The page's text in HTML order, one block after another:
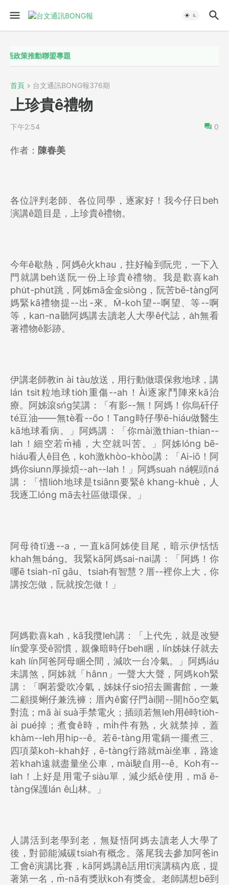
推動聯盟專題
首頁 台文通訊BONG報376期
上珍貴ê禮物
下午2:54 0
作者： 陳春美
各位評判老師、各位同學，逐家好！我今仔日beh
演講ê題目是，上珍貴ê禮物。
今年ê歇熱，阿媽ê火khau，拄好輪到阮兜，一下入
門就講beh送阮一份上珍貴ê禮物。我是歡喜kah
phu̍t-phu̍t跳，阿姊mā金金siòng，阮苦bē-tàng阿
媽緊kā禮物提--出-來。M̄-koh望--啊望、等--啊
等，kan-na聽阿媽講去讀老人大學ê代誌，a̍h無看
著禮物ê影跡。
伊講老師教in ài tàu放送，用行動做環保救地球，講
lán tsit粒地球tio̍h重傷--ah！Ài逐家鬥陣來kā治
療。阿姊滾sńg笑講：「有影--無！阿媽！你烏矸仔
té豆油——無tè看--őo！Tang時仔學ē-hiáu做醫生
kā地球看病。」阿媽講：「你mài激thian-thian--
lah！細空若m̄補，大空就叫苦。」阿姊lóng bē-
hiáu看人ê目色，koh激khòo-khòo講：「Ai-iō！阿
媽你siunn厚操煩--ah--lah！」阿媽suah ná幌頭ná
講：「惜lio̍h地球是tsiânn要緊ê khang-khuè，人
我逐工lóng mā去社區做環保。」
阿母徛tī邊--a，一直kā阿姊使目尾，暗示伊恬恬
khah無báng。我緊kā阿媽sai-nai講：「阿媽！你
哪ē tsiah-nī gâu、tsiah有智慧？厝--裡你上大，你
講按怎做，阮就按怎做！」
阿媽歡喜kah，kā我攬leh講：「上代先，就是改變
lín愛享受ê習慣，親像暗時仔beh睏，lín姊妹仔就去
kah lín阿爸阿母睏仝間，減吹一台冷氣。」阿媽iáu
未講煞，阿姊就「hânn」一聲大大聲，阿媽koh緊
講：「啊若愛吹冷氣，姊妹仔sio招去圖書館，一兼
二顧摸蜊仔兼洗褲；厝內ê窗仔門ài開--開hōo空氣
對流；mā ài suà手禁電火；插頭若無leh用ê時tio̍h-
ài pué掉；煮食ê時，mi̍h件有熟，火就禁掉，蓋
khàm--leh用hip--ê。若ē-tàng用電鍋一擺煮三、
四項菜koh-khah好，ē-tàng行路就mài坐車，路途
若khah遠就盡量坐公車，mài駛自用--ê。Koh有--
lah！上好是用電子siàu單，減少紙ê使用，mā ē-
tàng保護lán ê山林。」
人講活到老學到老，無疑悟阿媽去讀老人大學了
後，對節能減碳tsiah有概念。落尾我去參加阿爸in
工會ê演講比賽，kā阿媽講ê話用tī演講稿內底，提
著第一名，m̄-nā有獎狀koh有獎金。老師講想bē到